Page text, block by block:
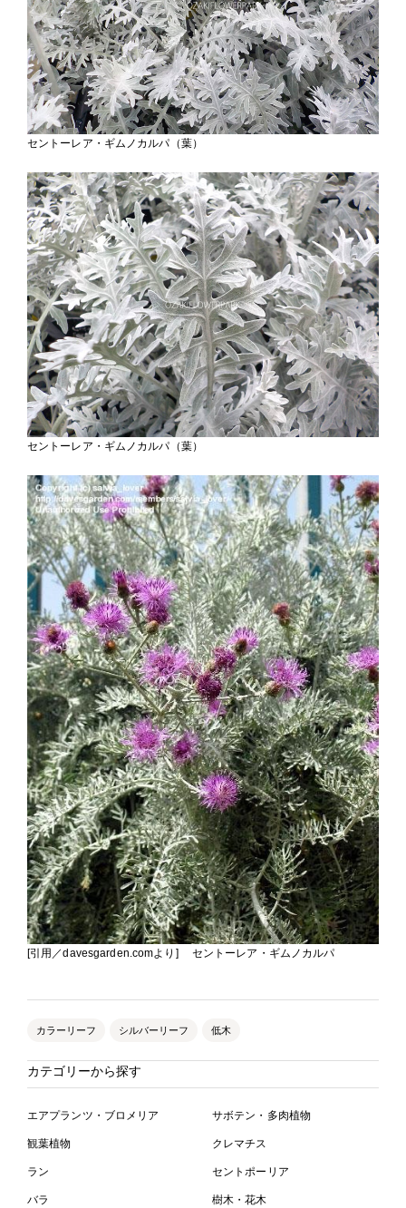
セントーレア・ギムノカルパ（葉）
セントーレア・ギムノカルパ（葉）
[引用／davesgarden.comより] セントーレア・ギムノカルパ
カラーリーフ シルバーリーフ 低木
カテゴリーから探す
エアプランツ・ブロメリア サボテン・多肉植物
観葉植物 クレマチス
ラン セントポーリア
バラ 樹木・花木